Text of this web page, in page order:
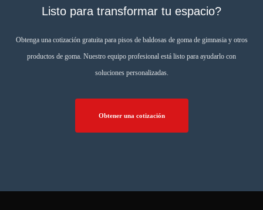
Listo para transformar tu espacio?
Obtenga una cotización gratuita para pisos de baldosas de goma de gimnasia y otros
productos de goma. Nuestro equipo profesional está listo para ayudarlo con
soluciones personalizadas.
Obtener una cotización